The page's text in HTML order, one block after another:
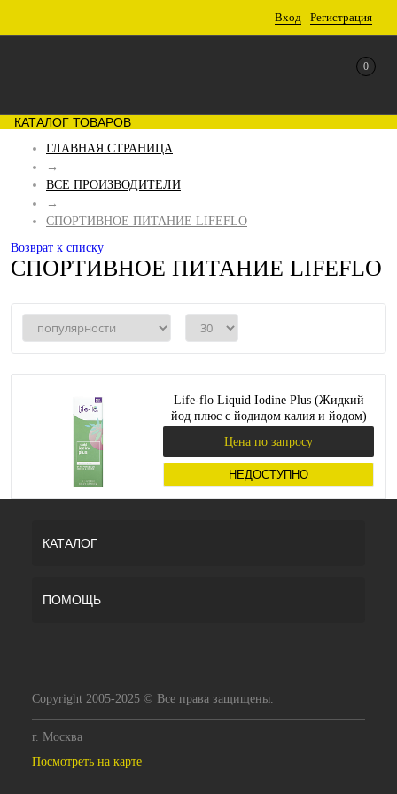
Вход Регистрация
0
КАТАЛОГ ТОВАРОВ
ГЛАВНАЯ СТРАНИЦА
→
ВСЕ ПРОИЗВОДИТЕЛИ
→
СПОРТИВНОЕ ПИТАНИЕ LIFEFLO
Возврат к списку
СПОРТИВНОЕ ПИТАНИЕ LIFEFLO
Life-flo Liquid Iodine Plus (Жидкий
йод плюс с йодидом калия и йодом)
Цена по запросу
НЕДОСТУПНО
КАТАЛОГ
ПОМОЩЬ
Copyright 2005-2025 © Все права защищены.
г. Москва
Посмотреть на карте